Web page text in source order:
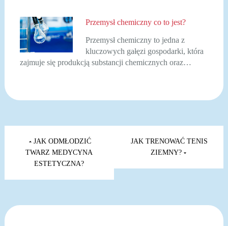
Przemysł chemiczny co to jest?
Przemysł chemiczny to jedna z
kluczowych gałęzi gospodarki, która
zajmuje się produkcją substancji chemicznych oraz…
Nawigacja
wpisu
JAK ODMŁODZIĆ
TWARZ MEDYCYNA
ESTETYCZNA?
JAK TRENOWAĆ TENIS
ZIEMNY?